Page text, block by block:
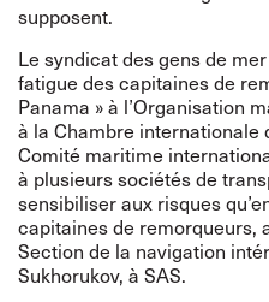
supposent.
Le syndicat des gens de
fatigue des capitaines de
Panama » à l’Organisation
à la Chambre internationale
Comité maritime
à plusieurs sociétés de
sensibiliser aux risques
capitaines de remorqueurs,
Section de la navigation
Sukhorukov, à SAS.